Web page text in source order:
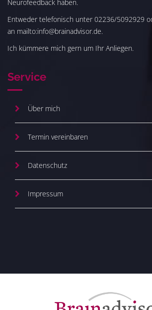
Neurofeedback haben.
Entweder telefonisch unter 02236/5092929
an mailto:info@brainadvisor.de.
Ich kümmere mich gern um Ihr Anliegen.
Service
Über mich
Termin vereinbaren
Datenschutz
Impressum